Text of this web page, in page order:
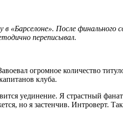
в «Барселоне». После финального
переписывал.
огромное количество
клуба.
уединение. Я страстный
но я застенчив. Интроверт.